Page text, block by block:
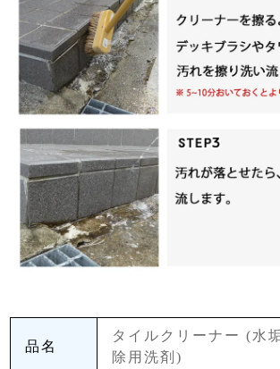
ベージュに黒っぽい模様があるので、わかりに
が、キレイになりました。
使用前後の画像は、メールで送ります。
ショップからのコメント
この洗剤は各方面で重宝されており、洗浄効果もよ
すね。ありがとうございました。
2015/09/24 17:07:42
さくぞう 30代 女性
2015/08/17 12:44:10
黒い浴槽のため、バスタブとカウンターのカル
品名
タイルクリーナー (水
除用洗剤)